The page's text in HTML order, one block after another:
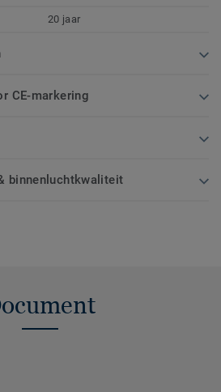
20 jaar
CE-markering
binnenluchtkwaliteit